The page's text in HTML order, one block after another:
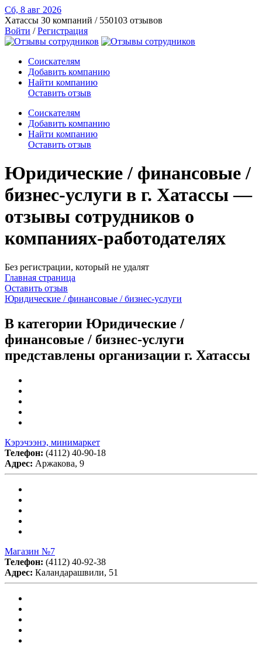
Сб, 8 авг 2026
Хатассы 30 компаний / 550103 отзывов
Войти /Регистрация
Соискателям
Добавить компанию
Найти компанию
Оставить отзыв
Соискателям
Добавить компанию
Найти компанию
Оставить отзыв
Юридические / финансовые /
бизнес-услуги в г. Хатассы —
отзывы сотрудников о
компаниях-работодателях
Без регистрации, который не удалят
Главная страница
Оставить отзыв
Юридические / финансовые / бизнес-услуги
В категории Юридические /
финансовые / бизнес-услуги
представлены организации г. Хатассы
Кэрэчээнэ, минимаркет
Телефон: (4112) 40-90-18
Адрес: Аржакова, 9
Магазин №7
Телефон: (4112) 40-92-38
Адрес: Каландарашвили, 51